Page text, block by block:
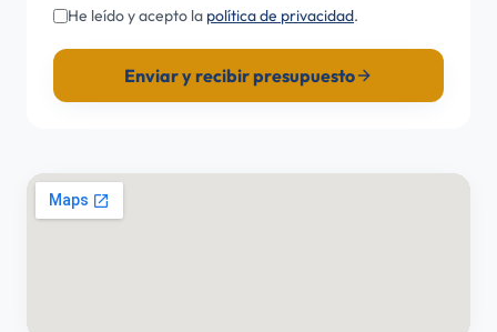
He leído y acepto la política de privacidad.
Enviar y recibir presupuesto